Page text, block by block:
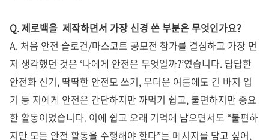
Q. 제로백을 제작하면서 가장 신경 쓴 부분은 무엇인가요?
A. 처음 안전 슬로건/마스코트 공모전 참가를 결심하고 가장 먼
저 생각했던 것은 ‘나에게 안전은 무엇일까?’였습니다. 답답한
안전화 신기, 딱딱한 안전모 쓰기, 무더운 여름에도 긴 바지 입
기 등 저에게 안전은 간단하지만 까먹기 쉽고, 불편하지만 중요
한 활동이었습니다. 이에 쉽고 오래 기억에 남으면서도 “불편하
지만 모든 안전 활동을 수행해야 한다”는 메시지를 담고 싶어,